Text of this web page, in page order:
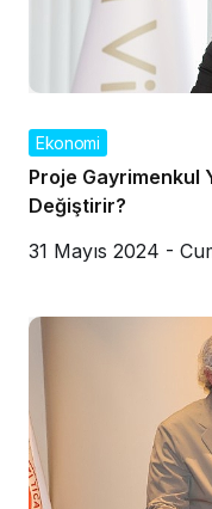
Ekonomi
Proje Gayrimenkul
Değiştirir?
31 Mayıs 2024 -